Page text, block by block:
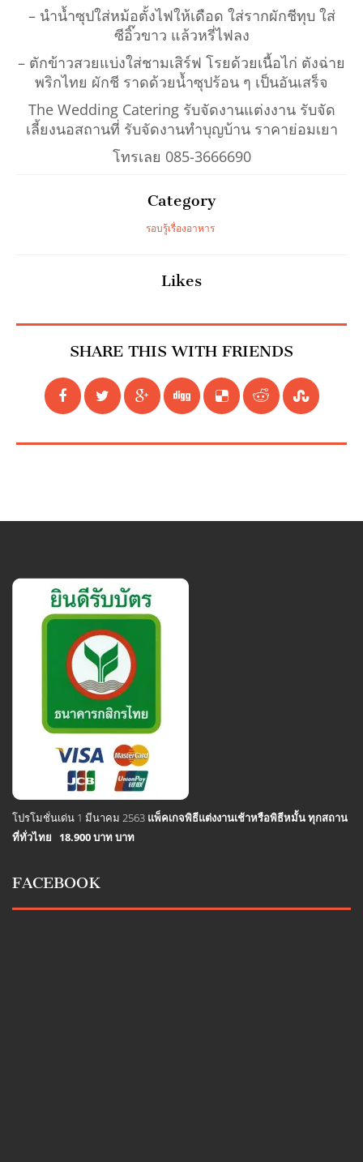
– นำน้ำซุปใส่หม้อตั้งไฟให้เดือด ใส่รากผักชีทุบ ใส่
ซีอิ๊วขาว แล้วหรี่ไฟลง
– ตักข้าวสวยแบ่งใส่ชามเสิร์ฟ โรยด้วยเนื้อไก่ ตังฉ่าย
พริกไทย ผักชี ราดด้วยน้ำซุปร้อน ๆ เป็นอันเสร็จ
The Wedding Catering รับจัดงานแต่งงาน รับจัด
เลี้ยงนอสถานที่ รับจัดงานทำบุญบ้าน ราคาย่อมเยา
โทรเลย 085-3666690
Category
รอบรู้เรื่องอาหาร
Likes
SHARE THIS WITH FRIENDS
โปรโมชั่นเด่น 1 มีนาคม 2563 แพ็คเกจพิธีแต่งงานเช้าหรือพิธีหมั้น ทุกสถาน
ที่ทั่วไทย 18.900 บาท บาท
FACEBOOK